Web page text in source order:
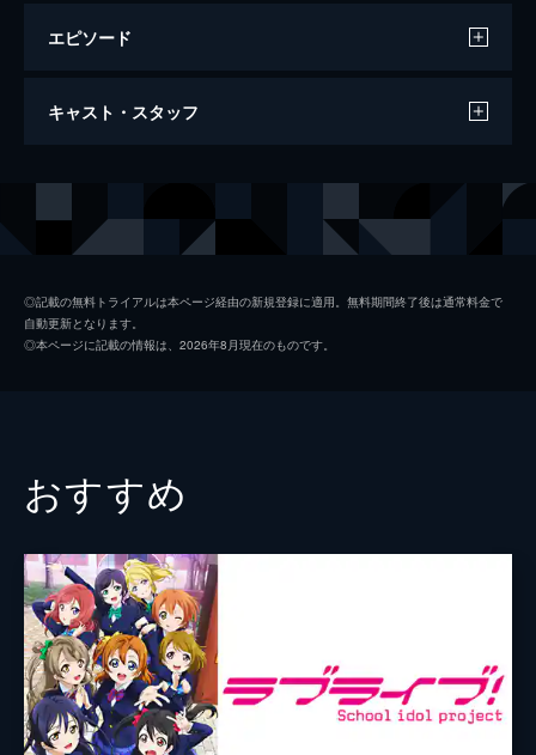
エピソード
ADN
キャスト・スタッフ
◎記載の無料トライアルは本ページ経由の新規登録に適用。無料期間終了後は通常料金で
自動更新となります。
◎本ページに記載の情報は、2026年8月現在のものです。
おすすめ